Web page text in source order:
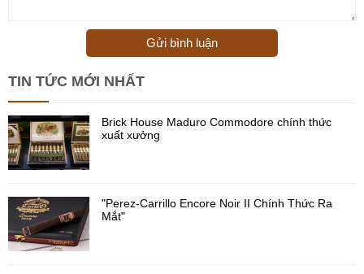
Gửi bình luận
TIN TỨC MỚI NHẤT
Brick House Maduro Commodore chính thức
xuất xưởng
"Perez-Carrillo Encore Noir II Chính Thức Ra
Mắt"